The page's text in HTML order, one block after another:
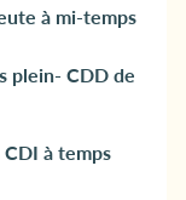
à mi-temps
plein- CDD de
à temps